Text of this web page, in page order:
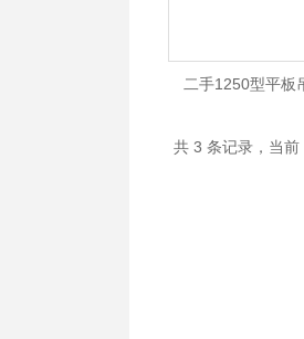
二手1250型平板
共 3 条记录，当